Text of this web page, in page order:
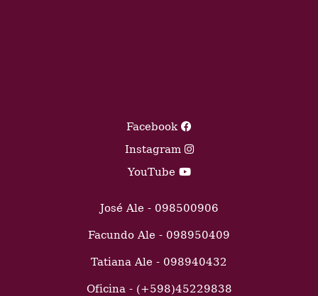
Facebook
Instagram
YouTube
José Ale - 098500906
Facundo Ale - 098950409
Tatiana Ale - 098940432
Oficina - (+598)45229838